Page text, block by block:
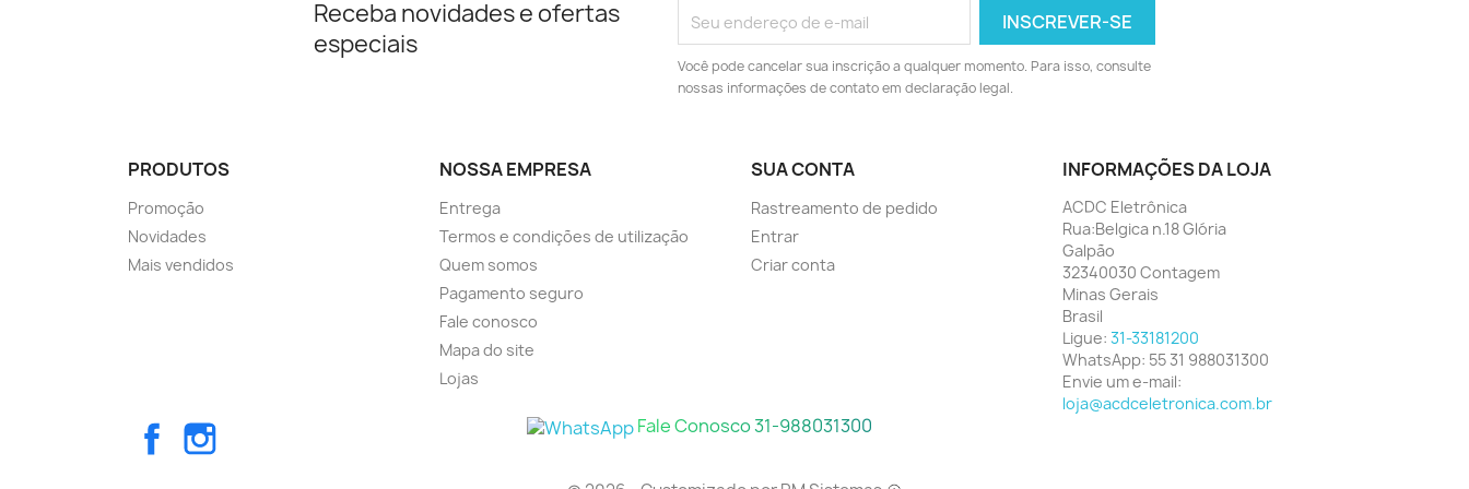
Receba novidades e ofertas
especiais
Você pode cancelar sua inscrição a qualquer momento. Para isso, consulte
nossas informações de contato em declaração legal.
PRODUTOS
Promoção
Novidades
Mais vendidos
NOSSA EMPRESA
Entrega
Termos e condições de utilização
Quem somos
Pagamento seguro
Fale conosco
Mapa do site
Lojas
SUA CONTA
Rastreamento de pedido
Entrar
Criar conta
INFORMAÇÕES DA LOJA
ACDC Eletrônica
Rua:Belgica n.18 Glória
Galpão
32340030 Contagem
Minas Gerais
Brasil
Ligue: 31-33181200
WhatsApp: 55 31 988031300
Envie um e-mail:
loja@acdceletronica.com.br
Facebook
Fale Conosco 31-988031300